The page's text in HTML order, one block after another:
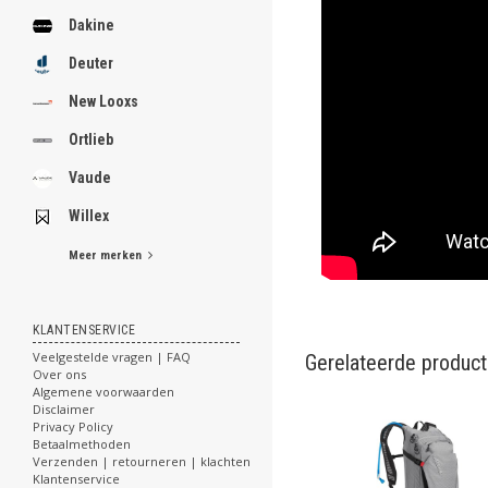
Dakine
Deuter
New Looxs
Ortlieb
Vaude
Willex
Meer merken
KLANTENSERVICE
Veelgestelde vragen | FAQ
Over ons
Algemene voorwaarden
Disclaimer
Privacy Policy
Betaalmethoden
Verzenden | retourneren | klachten
Klantenservice
Gerelateerde